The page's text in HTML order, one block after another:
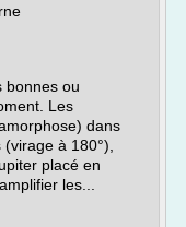
bonnes ou
Les
dans
à 180°),
placé en
les...